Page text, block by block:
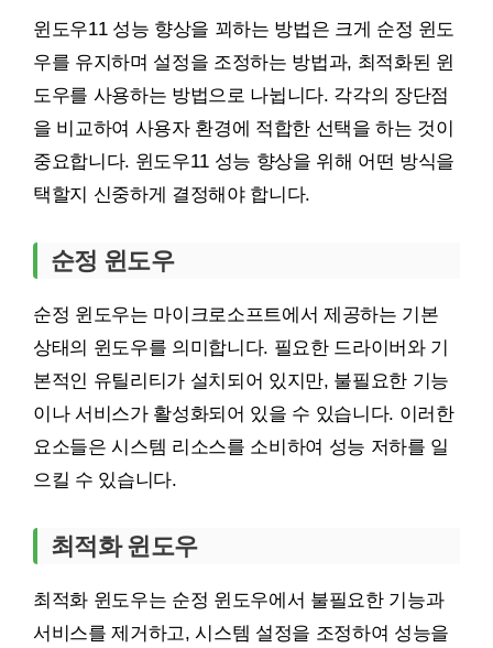
윈도우11 성능 향상을 꾀하는 방법은 크게 순정 윈도
우를 유지하며 설정을 조정하는 방법과, 최적화된 윈
도우를 사용하는 방법으로 나뉩니다. 각각의 장단점
을 비교하여 사용자 환경에 적합한 선택을 하는 것이
중요합니다. 윈도우11 성능 향상을 위해 어떤 방식을
택할지 신중하게 결정해야 합니다.
순정 윈도우
순정 윈도우는 마이크로소프트에서 제공하는 기본
상태의 윈도우를 의미합니다. 필요한 드라이버와 기
본적인 유틸리티가 설치되어 있지만, 불필요한 기능
이나 서비스가 활성화되어 있을 수 있습니다. 이러한
요소들은 시스템 리소스를 소비하여 성능 저하를 일
으킬 수 있습니다.
최적화 윈도우
최적화 윈도우는 순정 윈도우에서 불필요한 기능과
서비스를 제거하고, 시스템 설정을 조정하여 성능을